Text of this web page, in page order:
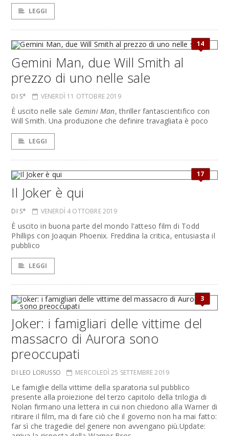
LEGGI
14
Gemini Man, due Will Smith al
prezzo di uno nelle sale
DI S* VENERDÌ 11 OTTOBRE 2019
È uscito nelle sale Gemini Man, thriller fantascientifico con
Will Smith. Una produzione che definire travagliata è poco
LEGGI
17
Il Joker è qui
DI S* VENERDÌ 4 OTTOBRE 2019
È uscito in buona parte del mondo l'atteso film di Todd
Phillips con Joaquin Phoenix. Freddina la critica, entusiasta il
pubblico
LEGGI
3
Joker: i famigliari delle vittime del
massacro di Aurora sono
preoccupati
DI LEO LORUSSO MERCOLEDÌ 25 SETTEMBRE 2019
Le famiglie della vittime della sparatoria sul pubblico
presente alla proiezione del terzo capitolo della trilogia di
Nolan firmano una lettera in cui non chiedono alla Warner di
ritirare il film, ma di fare ciò che il governo non ha mai fatto:
far sì che tragedie del genere non avvengano più.Update: